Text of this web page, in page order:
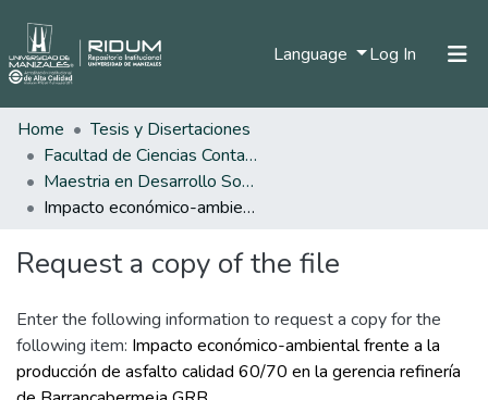
Language Log In (current)
Home
Tesis y Disertaciones
Facultad de Ciencias Contables Económicas y Administrativas
Maestria en Desarrollo Sostenible y Medio Ambiente
Impacto económico-ambiental frente a la producción de asfalto calidad 60/70 en la gerencia refinería de Barrancabermeja GRB
Request a copy of the file
Enter the following information to request a copy for the
following item: Impacto económico-ambiental frente a la
producción de asfalto calidad 60/70 en la gerencia refinería